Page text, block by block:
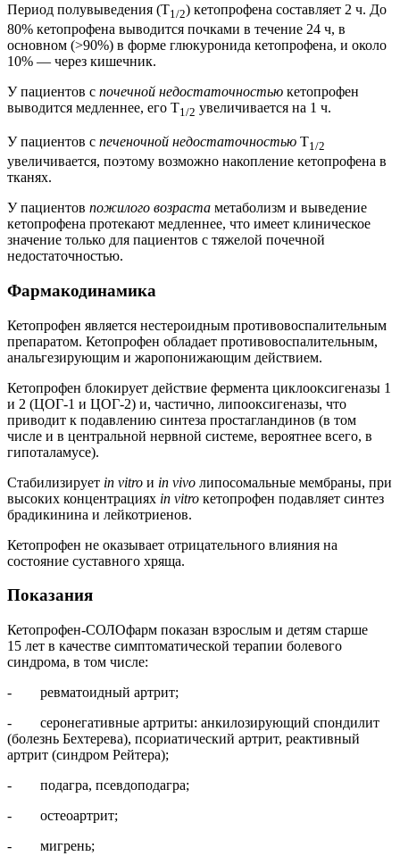
Период полувыведения (T1/2) кетопрофена составляет 2 ч. До
80% кетопрофена выводится почками в течение 24 ч, в
основном (>90%) в форме глюкуронида кетопрофена, и около
10% — через кишечник.
У пациентов с почечной недостаточностью кетопрофен
выводится медленнее, его T1/2 увеличивается на 1 ч.
У пациентов с печеночной недостаточностью T1/2
увеличивается, поэтому возможно накопление кетопрофена в
тканях.
У пациентов пожилого возраста метаболизм и выведение
кетопрофена протекают медленнее, что имеет клиническое
значение только для пациентов с тяжелой почечной
недостаточностью.
Фармакодинамика
Кетопрофен является нестероидным противовоспалительным
препаратом. Кетопрофен обладает противовоспалительным,
анальгезирующим и жаропонижающим действием.
Кетопрофен блокирует действие фермента циклооксигеназы 1
и 2 (ЦОГ‑1 и ЦОГ‑2) и, частично, липооксигеназы, что
приводит к подавлению синтеза простагландинов (в том
числе и в центральной нервной системе, вероятнее всего, в
гипоталамусе).
Стабилизирует in vitro и in vivo липосомальные мембраны, при
высоких концентрациях in vitro кетопрофен подавляет синтез
брадикинина и лейкотриенов.
Кетопрофен не оказывает отрицательного влияния на
состояние суставного хряща.
Показания
Кетопрофен-СОЛОфарм показан взрослым и детям старше
15 лет в качестве симптоматической терапии болевого
синдрома, в том числе:
- ревматоидный артрит;
- серонегативные артриты: анкилозирующий спондилит
(болезнь Бехтерева), псориатический артрит, реактивный
артрит (синдром Рейтера);
- подагра, псевдоподагра;
- остеоартрит;
- мигрень;